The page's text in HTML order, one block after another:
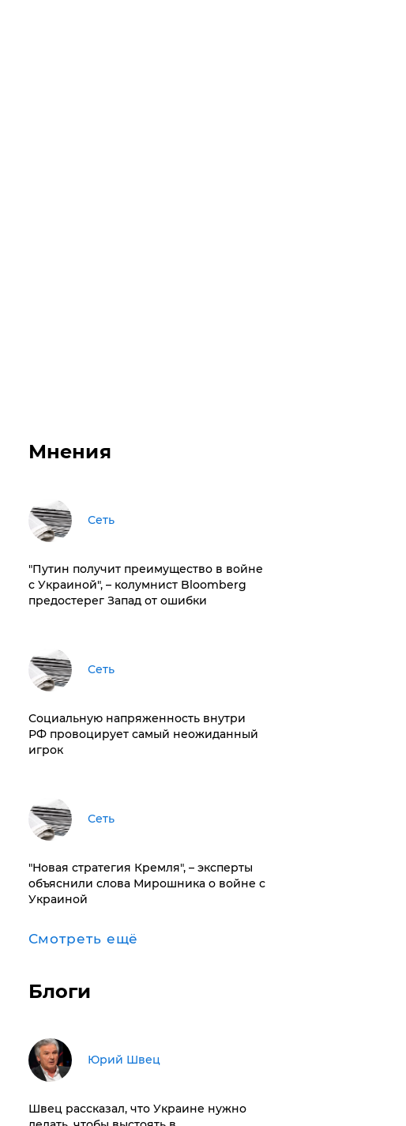
Мнения
Сеть
"Путин получит преимущество в войне
с Украиной", – колумнист Bloomberg
предостерег Запад от ошибки
Сеть
Социальную напряженность внутри
РФ провоцирует самый неожиданный
игрок
Сеть
"Новая стратегия Кремля", – эксперты
объяснили слова Мирошника о войне с
Украиной
Смотреть ещё
Блоги
Юрий Швец
Швец рассказал, что Украине нужно